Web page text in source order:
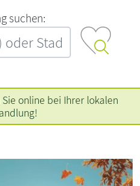
‍s‍u‍c‍h‍e‍n‍:‍
online bei Ihrer lokalen